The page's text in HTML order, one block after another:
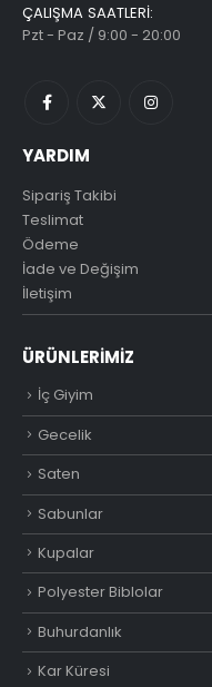
ÇALIŞMA SAATLERI:
Pzt - Paz / 9:00 - 20:00
YARDIM
Sipariş Takibi
Teslimat
Ödeme
İade ve Değişim
İletişim
ÜRÜNLERIMIZ
İç Giyim
Gecelik
Saten
Sabunlar
Kupalar
Polyester Biblolar
Buhurdanlık
Kar Küresi